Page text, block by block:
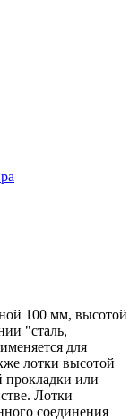
100 мм, высотой
"сталь,
для
лотки высотой
прокладки или
Лотки
соединения